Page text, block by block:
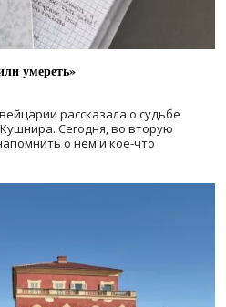
умереть»
рассказала о судьбе
Сегодня, во вторую
о нем и кое-что